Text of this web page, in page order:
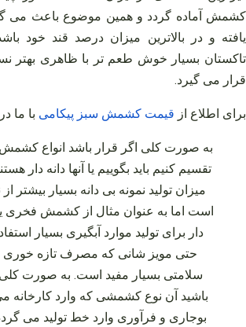
کشمش آماده گردد و همین موضوع باعث می‌
یافته و در بالاترین میزان درصد قند خود
تاکستان بسیار خوش طعم‌ تر با ظاهری بهتر
قرار می‌ گیرد.
برای اطلاع از قیمت کشمش سبز پیکامی با ما
به صورت کلی اگر قرار باشد انواع کشمش
تقسیم کنیم باید بگوییم یا آنها دانه‌ دار
میزان تولید نمونه بی دانه بسیار بیشتر از
است اما به عنوان مثال از کشمش فخری
دار برای تولید موارد آبگیری بسیار
حتی مویز شانی که مصرف تازه خوری
سلامتی بسیار مفید است. به صورت
باشید آن نوع کشمشی که وارد کارخانه
بوجاری و فرآوری وارد خط تولید می‌ گردد